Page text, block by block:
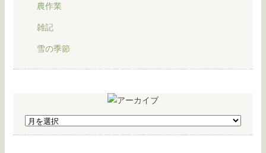
農作業
雑記
雪の季節